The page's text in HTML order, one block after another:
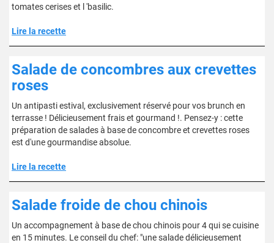
tomates cerises et l 'basilic.
Lire la recette
Salade de concombres aux crevettes
roses
Un antipasti estival, exclusivement réservé pour vos brunch en
terrasse ! Délicieusement frais et gourmand !. Pensez-y : cette
préparation de salades à base de concombre et crevettes roses
est d'une gourmandise absolue.
Lire la recette
Salade froide de chou chinois
Un accompagnement à base de chou chinois pour 4 qui se cuisine
en 15 minutes. Le conseil du chef: "une salade délicieusement